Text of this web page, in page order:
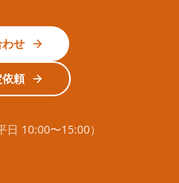
せ
頼
10:00〜15:00）